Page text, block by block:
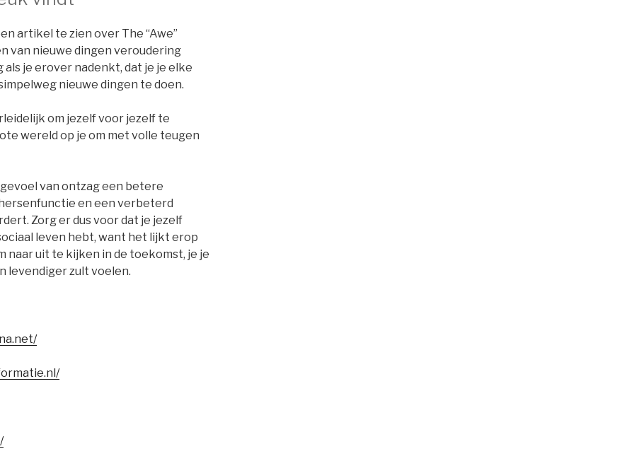
artikel te zien over The “Awe”
van nieuwe dingen veroudering
je erover nadenkt, dat je je elke
nieuwe dingen te doen.
om jezelf voor jezelf te
wereld op je om met volle teugen
van ontzag een betere
en een verbeterd
Zorg er dus voor dat je jezelf
leven hebt, want het lijkt erop
naar uit te kijken in de toekomst, je je
levendiger zult voelen.